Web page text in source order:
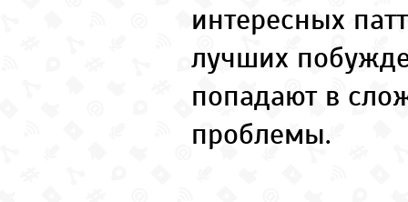
интересных
лучших
попадают в
проблемы.